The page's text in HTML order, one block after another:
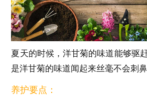
夏天的时候，洋甘菊的味道能够驱
是洋甘菊的味道闻起来丝毫不会刺
养护要点：